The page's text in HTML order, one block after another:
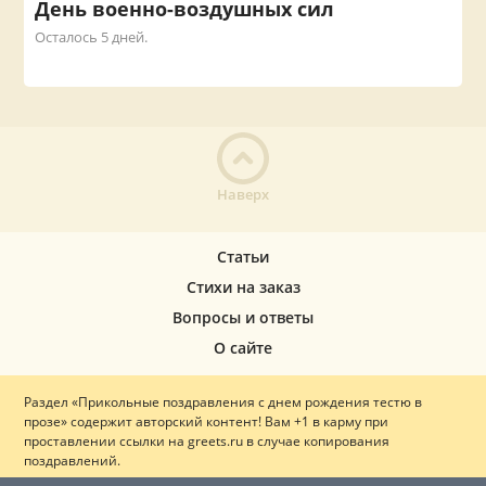
День военно-воздушных сил
Осталось 5 дней.
Наверх
Статьи
Стихи на заказ
Вопросы и ответы
О сайте
Раздел «Прикольные поздравления с днем рождения тестю в
прозе» содержит авторский контент! Вам +1 в карму при
проставлении ссылки на greets.ru в случае копирования
поздравлений.